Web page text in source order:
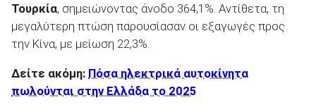
Τουρκία, σημειώνοντας άνοδο 364,1%. Αντίθετα, τη
μεγαλύτερη πτώση παρουσίασαν οι εξαγωγές προς
την Κίνα, με μείωση 22,3%.
Δείτε ακόμη: Πόσα ηλεκτρικά αυτοκίνητα
πωλούνται στην Ελλάδα το 2025